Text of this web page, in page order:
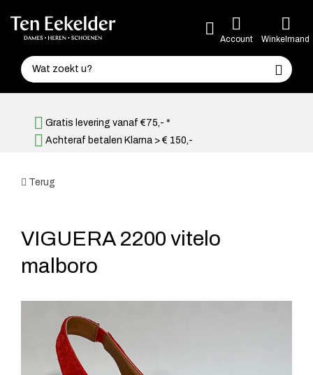
Account Winkelmand
Gratis levering vanaf €75,- *
Achteraf betalen Klarna > € 150,-
Terug
VIGUERA 2200 vitelo
malboro